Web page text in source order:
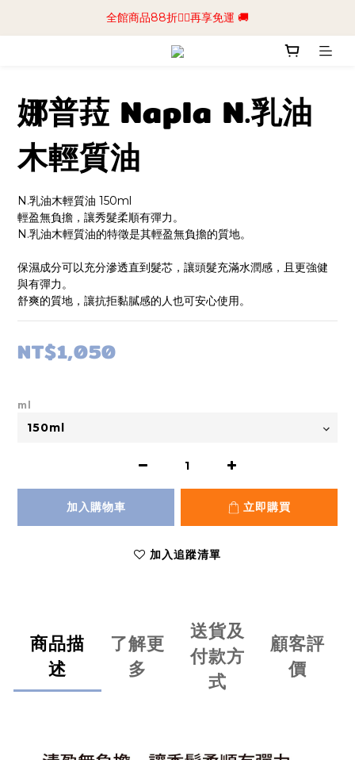
📢加入商城會員領$50💰購物金📢立即註冊
全館商品88折🧔‍♂️再享免運 🚚
📢加入商城會員領$50💰購物金📢立即註冊
娜普菈 Napla N.乳油
木輕質油
N.乳油木輕質油 150ml
輕盈無負擔，讓秀髮柔順有彈力。
N.乳油木輕質油的特徵是其輕盈無負擔的質地。
保濕成分可以充分滲透直到髮芯，讓頭髮充滿水潤感，且更強健
與有彈力。
舒爽的質地，讓抗拒黏膩感的人也可安心使用。
NT$1,050
ml
加入購物車 立即購買
加入追蹤清單
商品描
述
了解更
多
送貨及
付款方
式
顧客評
價